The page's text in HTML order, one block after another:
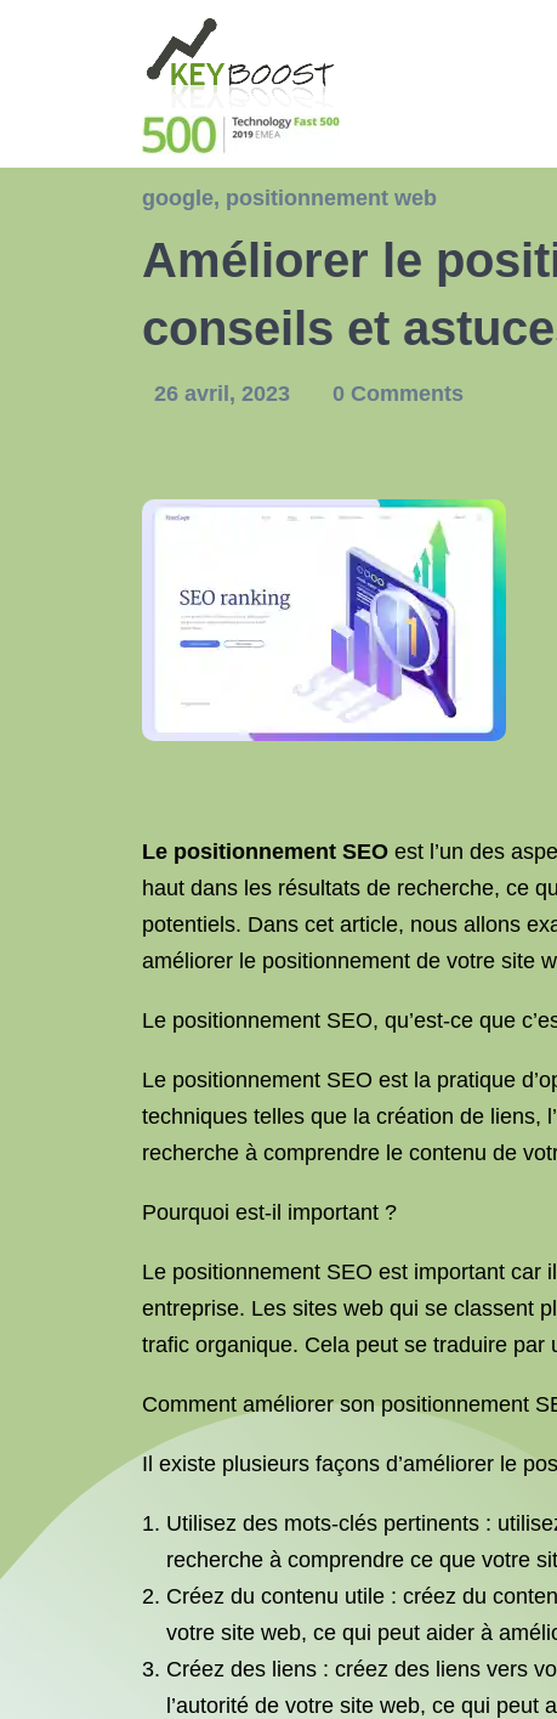
google, positionnement web
Améliorer le
conseils et
26 avril, 2023 0 Comments
Le positionnement SEO est l’un des
haut dans les résultats de recherche, ce
potentiels. Dans cet article, nous allons
améliorer le positionnement de votre site
Le positionnement SEO, qu’est-ce que
Le positionnement SEO est la pratique
techniques telles que la création de liens,
recherche à comprendre le contenu de
Pourquoi est-il important ?
Le positionnement SEO est important car
entreprise. Les sites web qui se classent
trafic organique. Cela peut se traduire par
Comment améliorer son positionnement
Il existe plusieurs façons d’améliorer le
Utilisez des mots-clés pertinents :
recherche à comprendre ce que votre
Créez du contenu utile : créez du
votre site web, ce qui peut aider à
Créez des liens : créez des liens vers
l’autorité de votre site web, ce qui peut